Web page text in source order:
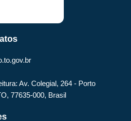
Av. Colegial, 264 - Porto
77635-000, Brasil